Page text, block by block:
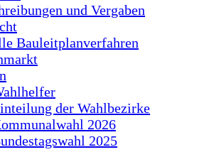
und Vergaben
Bauleitplanverfahren
der Wahlbezirke
2026
2025